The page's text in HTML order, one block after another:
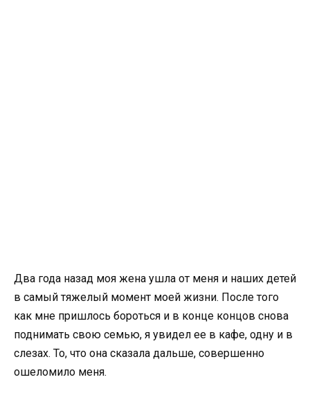
Два года назад моя жена ушла от меня и наших детей
в самый тяжелый момент моей жизни. После того
как мне пришлось бороться и в конце концов снова
поднимать свою семью, я увидел ее в кафе, одну и в
слезах. То, что она сказала дальше, совершенно
ошеломило меня.